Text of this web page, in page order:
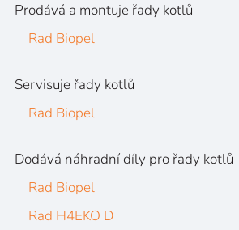
Prodává a montuje řady kotlů
Rad Biopel
Servisuje řady kotlů
Rad Biopel
Dodává náhradní díly pro řady kotlů
Rad Biopel
Rad H4EKO D